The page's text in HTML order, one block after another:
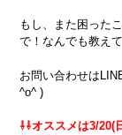
もし、また困った
で！なんでも教え
お問い合わせは
^o^ )
⇩⇩オススメは3/20(